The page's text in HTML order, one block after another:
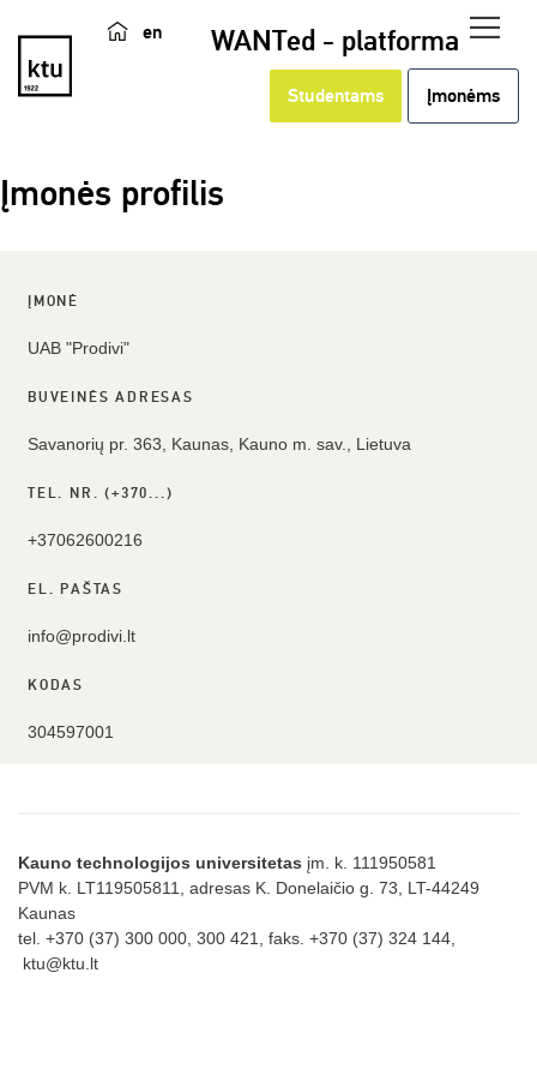
en WANTed - platforma
Studentams Įmonėms
Įmonės profilis
ĮMONĖ
UAB "Prodivi"
BUVEINĖS ADRESAS
Savanorių pr. 363, Kaunas, Kauno m. sav., Lietuva
TEL. NR. (+370...)
+37062600216
EL. PAŠTAS
info@prodivi.lt
KODAS
304597001
Kauno technologijos universitetas įm. k. 111950581
PVM k. LT119505811, adresas K. Donelaičio g. 73, LT-44249
Kaunas
tel. +370 (37) 300 000, 300 421, faks. +370 (37) 324 144,
ktu@ktu.lt